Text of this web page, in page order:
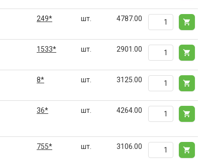
249* шт. 4787.00
1533* шт. 2901.00
8* шт. 3125.00
36* шт. 4264.00
755* шт. 3106.00